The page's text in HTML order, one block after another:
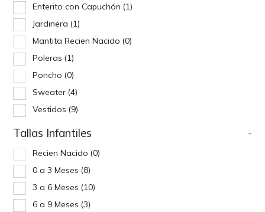
Enterito con Capuchón (1)
Jardinera (1)
Mantita Recien Nacido (0)
Poleras (1)
Poncho (0)
Sweater (4)
Vestidos (9)
Tallas Infantiles -
Recien Nacido (0)
0 a 3 Meses (8)
3 a 6 Meses (10)
6 a 9 Meses (3)